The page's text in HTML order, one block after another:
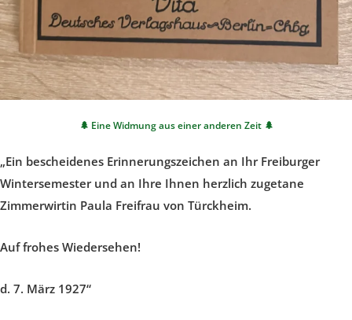
🌲 Eine Widmung aus einer anderen Zeit🌲
„Ein bescheidenes Erinnerungszeichen an Ihr Freiburger
Wintersemester und an Ihre Ihnen herzlich zugetane
Zimmerwirtin Paula Freifrau von Türckheim.
Auf frohes Wiedersehen!
d. 7. März 1927“